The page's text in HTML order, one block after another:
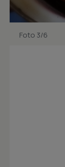
Foto 3/6